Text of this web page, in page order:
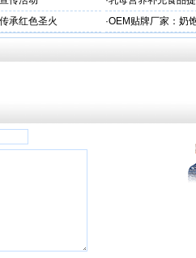
工
承红色圣火 ·OEM贴牌厂家：奶
一步！